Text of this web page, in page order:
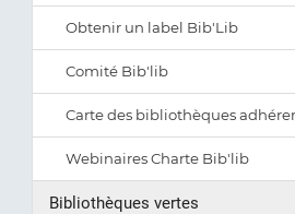
Obtenir un label Bib'Lib
Comité Bib'lib
Carte des bibliothèques
Webinaires Charte Bib'lib
Bibliothèques vertes